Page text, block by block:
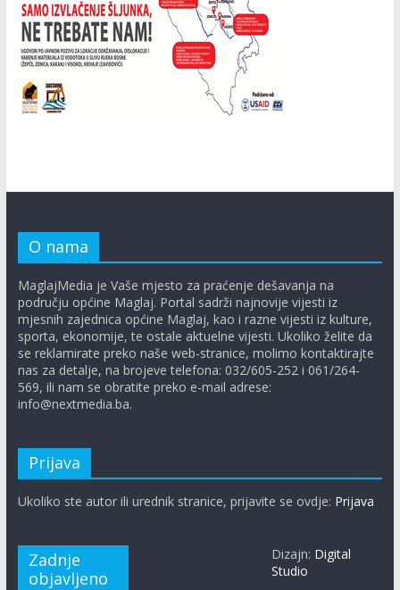
O nama
MaglajMedia je Vaše mjesto za praćenje dešavanja na
području općine Maglaj. Portal sadrži najnovije vijesti iz
mjesnih zajednica općine Maglaj, kao i razne vijesti iz kulture,
sporta, ekonomije, te ostale aktuelne vijesti. Ukoliko želite da
se reklamirate preko naše web-stranice, molimo kontaktirajte
nas za detalje, na brojeve telefona: 032/605-252 i 061/264-
569, ili nam se obratite preko e-mail adrese:
info@nextmedia.ba.
Prijava
Ukoliko ste autor ili urednik stranice, prijavite se ovdje: Prijava
Zadnje
objavljeno
Dizajn: Digital
Studio